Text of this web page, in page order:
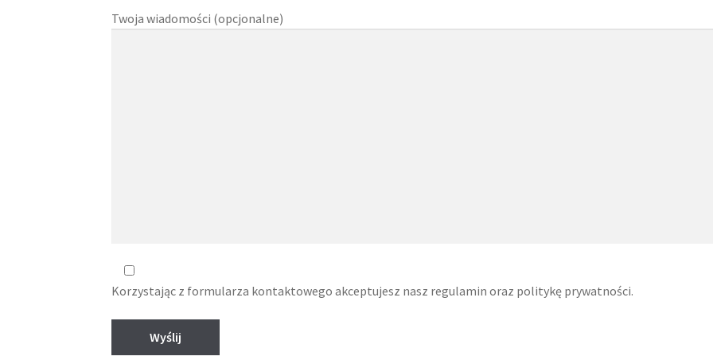
Twoja wiadomości (opcjonalne)
Korzystając z formularza kontaktowego akceptujesz nasz regulamin oraz politykę prywatności.